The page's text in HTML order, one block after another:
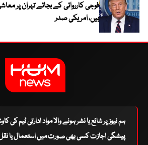
فوجی کارروائی کے بجائے تہران پر
ہیں، امریکی صدر
ہم نیوز پر شائع یا نشر ہونے والا مواد ادارتی ٹیم کی
پیشگی اجازت کسی بھی صورت میں استعمال یا نقل